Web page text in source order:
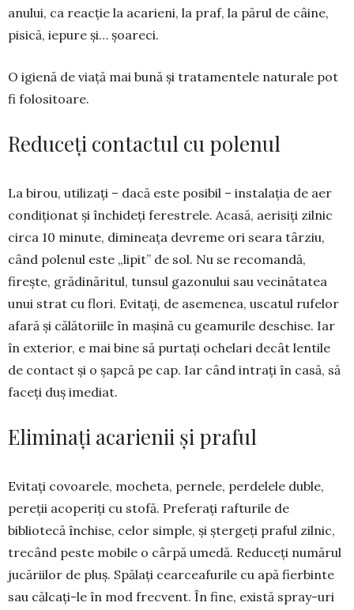
anu­lui, ca reacție la aca­rieni, la praf, la părul de câine,
pisică, iepure și… șoareci.
O igienă de viață mai bună și tra­ta­mentele naturale pot
fi folo­sitoare.
Reduceți contactul cu polenul
La birou, utilizați – dacă este po­sibil – instalația de aer
condiționat și închideți ferestrele. Acasă, aerisiți zilnic
circa 10 minute, dimineața devreme ori seara târziu,
când pole­nul este „lipit” de sol. Nu se reco­mandă,
firește, gră­dinăritul, tunsul gazo­nului sau ve­cinătatea
unui strat cu flori. Evitați, de asemenea, uscatul rufelor
afară și călătoriile în ma­șină cu geamurile des­chise. Iar
în ex­terior, e mai bine să pur­tați ochelari decât lentile
de con­tact și o șapcă pe cap. Iar când intrați în casă, să
faceți duș ime­diat.
Eliminați acarienii și praful
Evitați covoa­rele, mocheta, per­nele, perdelele du­ble,
pereții aco­periți cu stofă. Pre­ferați rafturile de
bibliotecă închise, celor simple, și ștergeți praful zil­nic,
trecând peste mobile o cârpă umedă. Re­duceți nu­mărul
jucăriilor de pluș. Spălați cear­ceafurile cu apă fierbinte
sau călcați-le în mod frecvent. În fine, există spray-uri